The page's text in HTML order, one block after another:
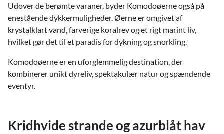
Udover de berømte varaner, byder Komodoøerne også på
enestående dykkermuligheder. Øerne er omgivet af
krystalklart vand, farverige koralrev og et rigt marint liv,
hvilket gør det til et paradis for dykning og snorkling.
Komodoøerne er en uforglemmelig destination, der
kombinerer unikt dyreliv, spektakulær natur og spændende
eventyr.
Kridhvide strande og azurblåt hav